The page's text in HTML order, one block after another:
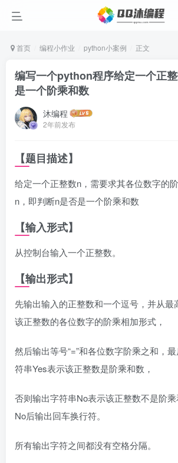
首页 编程小作业 python小案例 正文
编写一个python程序给定一个正
是一个阶乘和数
沐编程
2年前发布
【题目描述】
给定一个正整数n，需要求其各位数字的
n，即判断n是否是一个阶乘和数
【输入形式】
从控制台输入一个正整数。
【输出形式】
先输出输入的正整数和一个逗号，并从最
该正整数的各位数字的阶乘相加形式，
然后输出等号“=”和各位数字阶乘之和，
符串Yes表示该正整数是阶乘和数，
否则输出字符串No表示该正整数不是阶
No后输出回车换行符。
所有输出字符之间都没有空格分隔。